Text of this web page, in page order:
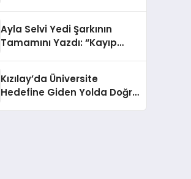
Ayla Selvi Yedi Şarkının
Tamamını Yazdı: “Kayıp
Kızılay’da Üniversite
Hedefine Giden Yolda Doğru